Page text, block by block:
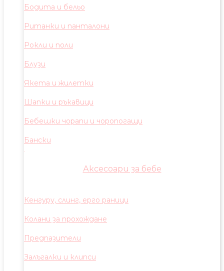
Бодита и бельо
Ританки и панталони
Рокли и поли
Блузи
Якета и жилетки
Шапки и ръкавици
Бебешки чорапи и чоропогащи
Бански
Аксесоари за бебе
Кенгуру, слинг, ерго раници
Колани за прохождане
Предпазители
Залъгалки и клипси